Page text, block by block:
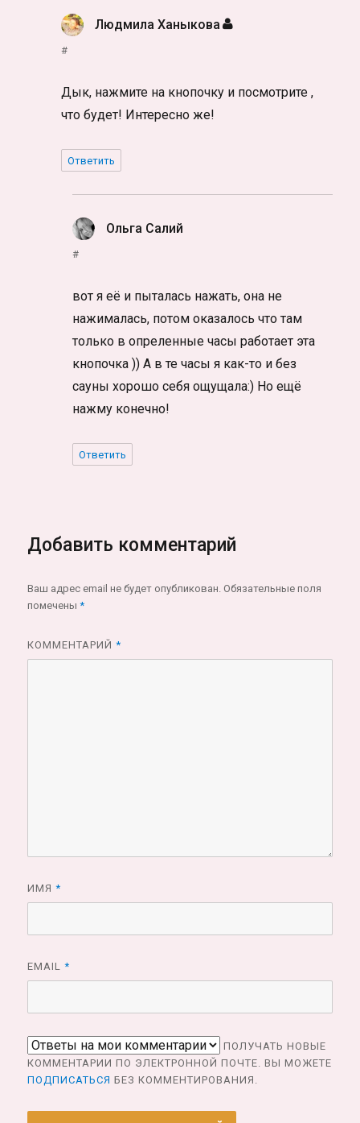
Людмила Ханыкова :
#
Дык, нажмите на кнопочку и посмотрите ,
что будет! Интересно же!
Ответить
Ольга Салий
#
вот я её и пыталась нажать, она не
нажималась, потом оказалось что там
только в опреленные часы работает эта
кнопочка )) А в те часы я как-то и без
сауны хорошо себя ощущала:) Но ещё
нажму конечно!
Ответить
Добавить комментарий
Ваш адрес email не будет опубликован. Обязательные поля
помечены*
КОММЕНТАРИЙ*
ИМЯ*
EMAIL*
ПОЛУЧАТЬ НОВЫЕ
КОММЕНТАРИИ ПО ЭЛЕКТРОННОЙ ПОЧТЕ. ВЫ МОЖЕТЕ
ПОДПИСАТЬСЯ БЕЗ КОММЕНТИРОВАНИЯ.